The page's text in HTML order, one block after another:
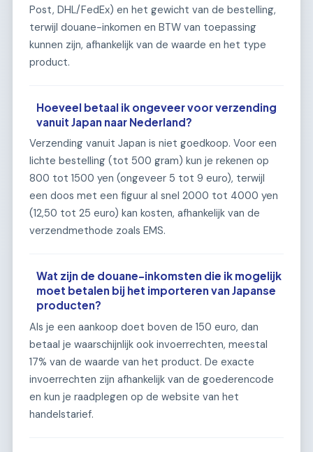
Post, DHL/FedEx) en het gewicht van de bestelling,
terwijl douane-inkomen en BTW van toepassing
kunnen zijn, afhankelijk van de waarde en het type
product.
Hoeveel betaal ik ongeveer voor verzending
vanuit Japan naar Nederland?
Verzending vanuit Japan is niet goedkoop. Voor een
lichte bestelling (tot 500 gram) kun je rekenen op
800 tot 1500 yen (ongeveer 5 tot 9 euro), terwijl
een doos met een figuur al snel 2000 tot 4000 yen
(12,50 tot 25 euro) kan kosten, afhankelijk van de
verzendmethode zoals EMS.
Wat zijn de douane-inkomsten die ik mogelijk
moet betalen bij het importeren van Japanse
producten?
Als je een aankoop doet boven de 150 euro, dan
betaal je waarschijnlijk ook invoerrechten, meestal
17% van de waarde van het product. De exacte
invoerrechten zijn afhankelijk van de goederencode
en kun je raadplegen op de website van het
handelstarief.